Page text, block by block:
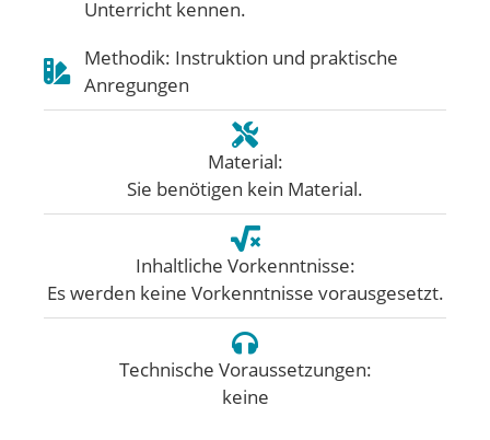
Unterricht kennen.
Methodik: Instruktion und praktische
Anregungen
Material:
Sie benötigen kein Material.
Inhaltliche Vorkenntnisse:
Es werden keine Vorkenntnisse vorausgesetzt.
Technische Voraussetzungen:
keine